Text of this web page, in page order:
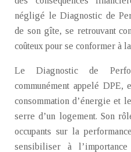
négligé le Diagnostic de
de son gîte, se retrouvant
coûteux pour se conformer à
Le Diagnostic de
communément appelé DPE,
consommation d’énergie et
serre d’un logement. Son
occupants sur la
sensibiliser à